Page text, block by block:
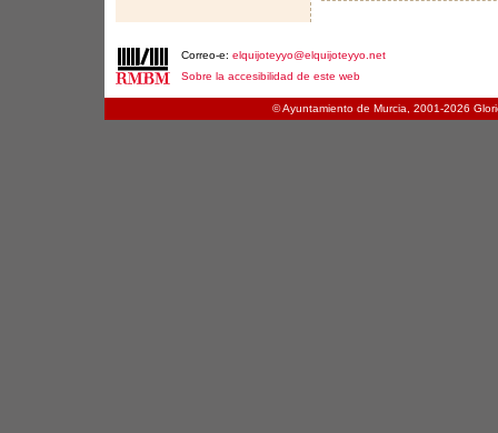
Correo-e: elquijoteyyo@elquijoteyyo.net
Sobre la accesibilidad de este web
© Ayuntamiento de Murcia, 2001-2026